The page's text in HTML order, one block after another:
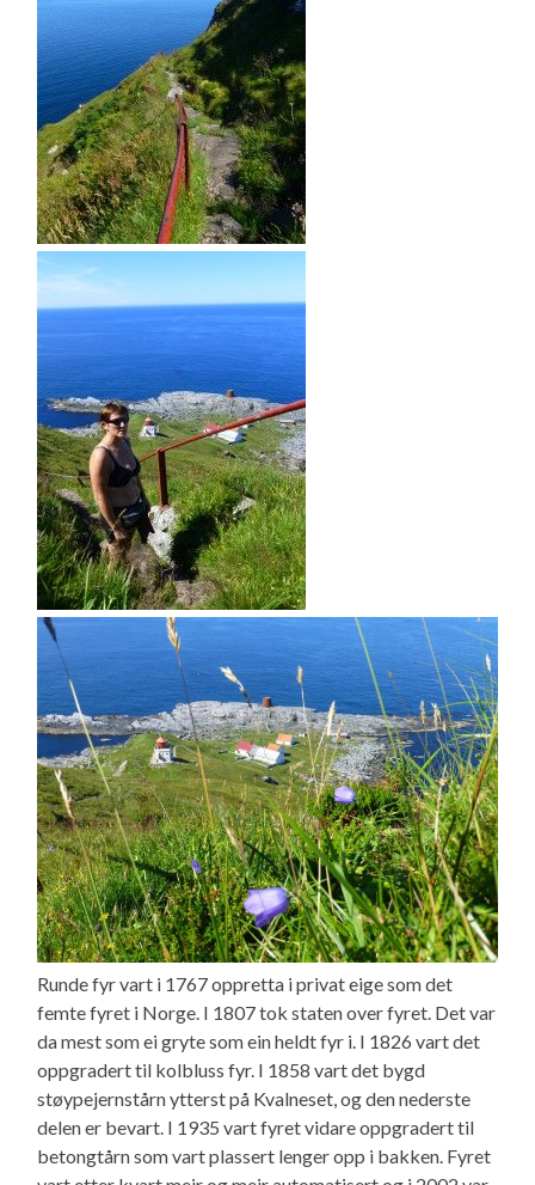
Runde fyr vart i 1767 oppretta i privat eige som det
femte fyret i Norge. I 1807 tok staten over fyret. Det var
da mest som ei gryte som ein heldt fyr i. I 1826 vart det
oppgradert til kolbluss fyr. I 1858 vart det bygd
støypejernstårn ytterst på Kvalneset, og den nederste
delen er bevart. I 1935 vart fyret vidare oppgradert til
betongtårn som vart plassert lenger opp i bakken. Fyret